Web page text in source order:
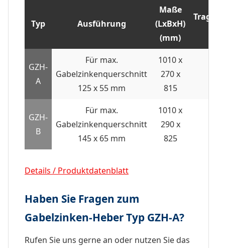
Typ Ausführung
Maße
(LxBxH)
(mm)
GZH-
A
Für max.
Gabelzinkenquerschnitt
125 x 55 mm
1010 x
270 x
815
GZH-
B
Für max.
Gabelzinkenquerschnitt
145 x 65 mm
1010 x
290 x
825
Details / Produktdatenblatt
Haben Sie Fragen zum
Gabelzinken-Heber Typ GZH-A?
Rufen Sie uns gerne an oder nutzen Sie das